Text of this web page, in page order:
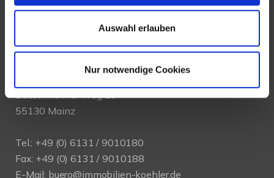
Auswahl erlauben
Nur notwendige Cookies
KONTAKT
Bauschheimer Weg 28
55130 Mainz
Tel.: +49 (0) 6131 / 9010180
Fax: +49 (0) 6131 / 9010188
E-Mail: buero@immobilien-koehler.de